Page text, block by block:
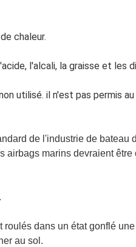
chaleur.
l'alcali, la graisse et les
utilisé. il n'est pas permis
de l'industrie de bateau
airbags marins devraient être
dans un état gonflé
au sol.